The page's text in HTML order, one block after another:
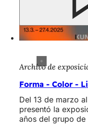
Archivo de
Forma - Color -
Del 13 de marzo
presentó la
años del grupo de